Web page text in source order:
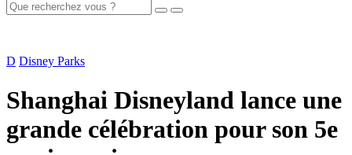
D Disney Parks
Shanghai Disneyland lance une
grande célébration pour son 5e